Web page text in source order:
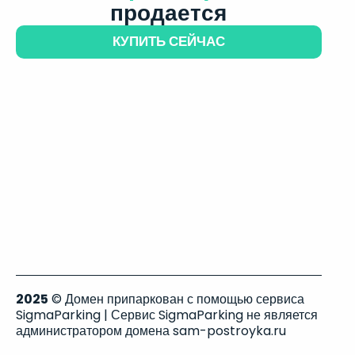
продается
КУПИТЬ СЕЙЧАС
2025 © Домен припаркован с помощью сервиса
SigmaParking | Сервис SigmaParking не является
администратором домена sam-postroyka.ru